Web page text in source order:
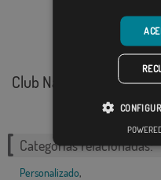
Club Natación Cádiz
Categorias relacionadas:
Personalizado,